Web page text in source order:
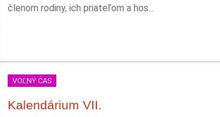
členom rodiny, ich priateľom a hos...
VOĽNÝ ČAS
Kalendárium VII.